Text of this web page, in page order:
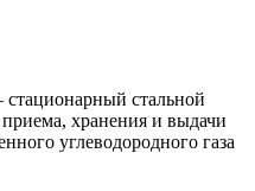
стальной
хранения и выдачи
углеводородного газа